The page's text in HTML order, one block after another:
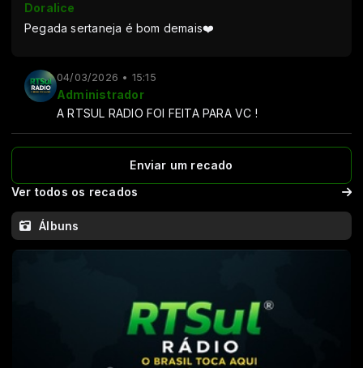
Doralice
Pegada sertaneja é bom demais❤️
Administrador
04/03/2026 • 15:15
A RTSUL RADIO FOI FEITA PARA VC !
Enviar um recado
Ver todos os recados
Álbuns